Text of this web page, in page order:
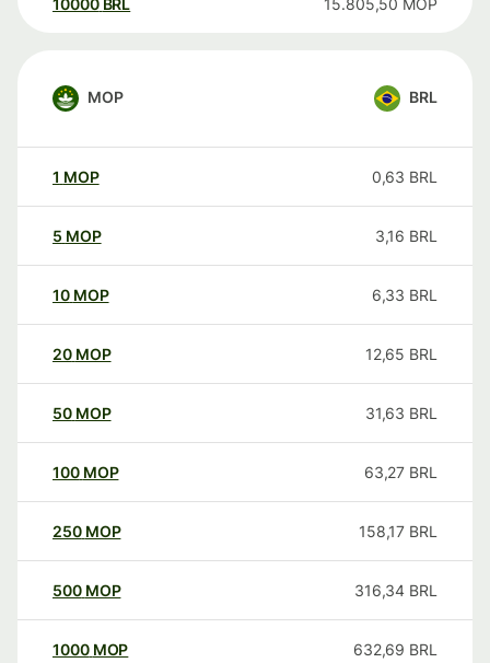
10000 BRL 15.805,50 MOP
MOP BRL
1 MOP 0,63 BRL
5 MOP 3,16 BRL
10 MOP 6,33 BRL
20 MOP 12,65 BRL
50 MOP 31,63 BRL
100 MOP 63,27 BRL
250 MOP 158,17 BRL
500 MOP 316,34 BRL
1000 MOP 632,69 BRL